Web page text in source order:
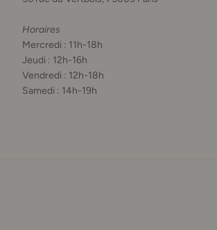
Horaires
Mercredi : 11h-18h
Jeudi : 12h-16h
Vendredi : 12h-18h
Samedi : 14h-19h